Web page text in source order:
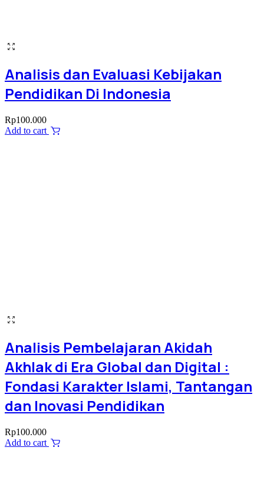
Analisis dan Evaluasi Kebijakan
Pendidikan Di Indonesia
Rp100.000
Add to cart
Analisis Pembelajaran Akidah
Akhlak di Era Global dan Digital :
Fondasi Karakter Islami, Tantangan
dan Inovasi Pendidikan
Rp100.000
Add to cart